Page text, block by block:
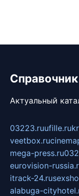
Актуальный
03223.ruufille.ru
veetbox.ru
mega-press.ru
eurovision-
itrack-24.ru
alabuga-